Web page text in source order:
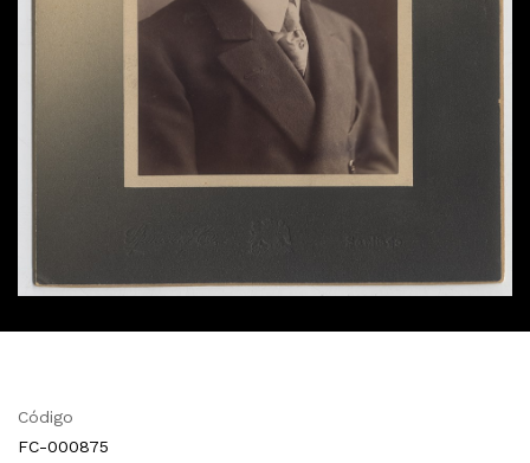
Código
FC-000875